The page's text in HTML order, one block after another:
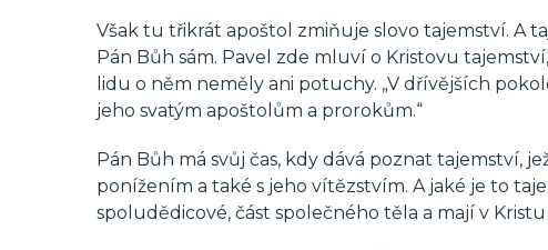
Však tu třikrát apoštol zmiňuje slovo tajemství. A
Pán Bůh sám. Pavel zde mluví o Kristovu
lidu o něm neměly ani potuchy. „V dřívějších
jeho svatým apoštolům a prorokům.“
Pán Bůh má svůj čas, kdy dává poznat tajemství,
ponížením a také s jeho vítězstvím. A jaké je to
spoludědicové, část společného těla a mají v